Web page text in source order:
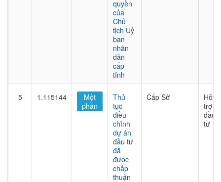
quyền
của
Chủ
tịch Uỷ
ban
nhân
dân
cấp
tỉnh
5 1.115144
Một
phần
Thủ
tục
điều
chỉnh
dự án
đầu tư
đã
được
chấp
thuận
Cấp Sở
Hỗ
trợ
đầu
tư